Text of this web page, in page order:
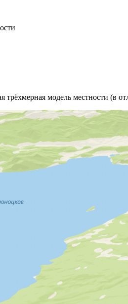
модель местности (в